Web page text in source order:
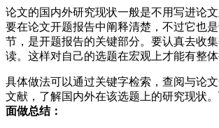
论文的国内外研究现状一般是不用写进论
要在论文开题报告中阐释清楚，不过它也
节，是开题报告的关键部分。要认真去收
读。这样对自己的选题在宏观上才能有整体
具体做法可以通过关键字检索，查阅与论
文献，了解国内外在该选题上的研究现状。
面做总结：